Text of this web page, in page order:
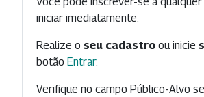
iniciar imediatamente.
Realize o seu cadastro ou inicie
botão Entrar.
Verifique no campo Público-Alvo